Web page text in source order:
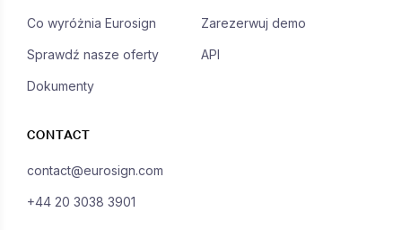
Co wyróżnia Eurosign
Sprawdź nasze oferty
Dokumenty
Zarezerwuj demo
API
CONTACT
contact@eurosign.com
+44 20 3038 3901